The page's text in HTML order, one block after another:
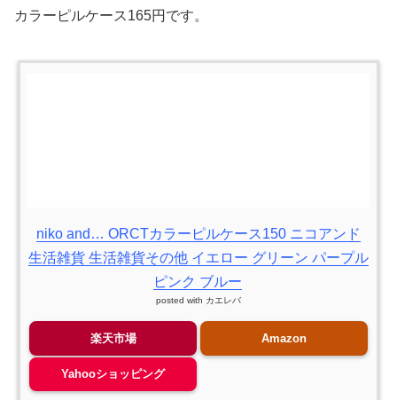
カラーピルケース165円です。
niko and… ORCTカラーピルケース150 ニコアンド
生活雑貨 生活雑貨その他 イエロー グリーン パープル
ピンク ブルー
posted with カエレバ
楽天市場 Amazon
Yahooショッピング